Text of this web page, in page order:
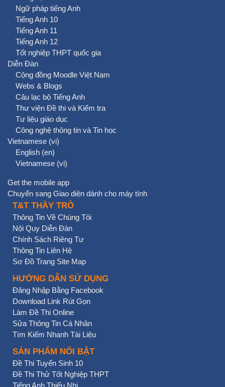
Ngữ pháp tiếng Anh
Tiếng Anh 10
Tiếng Anh 11
Tiếng Anh 12
Tốt nghiệp THPT quốc gia
Diễn Đàn
Cộng đồng Moodle Việt Nam
Webs & Blogs
Câu lạc bộ Tiếng Anh
Thư viện Đề thi và Kiểm tra
Tư liệu giáo dục
Công nghệ thông tin và Tin học
Vietnamese ‎(vi)‎
English ‎(en)‎
Vietnamese ‎(vi)‎
Get the mobile app
Chuyển sang Giao diện dành cho máy tính
T&T THẦY TRÒ
Thông Tin Về Chúng Tôi
Nội Quy Diễn Đàn
Chính Sách Riêng Tư
Thông Tin Liên Hệ
Sơ Đồ Trang Site Map
HƯỚNG DẪN SỬ DỤNG
Đăng Nhập Bằng Facebook
Download Link Rút Gọn
Làm Đề Thi Online
Sửa Thông Tin Cá Nhân
Tìm Kiếm Nhanh Tài Liệu
SẢN PHẨM NỔI BẬT
Đề Thi Tuyển Sinh 10
Đề Thi Thử Tốt Nghiệp THPT
Tiếng Anh Thiếu Nhi